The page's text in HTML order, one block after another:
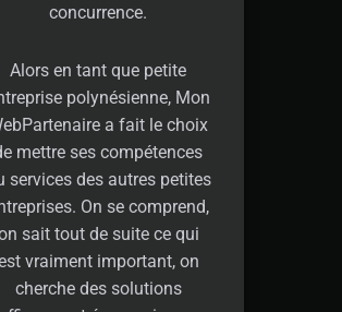
concurrence.
Alors en tant que petite
polynésienne, Mon
a fait le choix
mettre ses compétences
services des autres petites
On se comprend,
sait tout de suite ce qui
vraiment important, on
cherche des solutions